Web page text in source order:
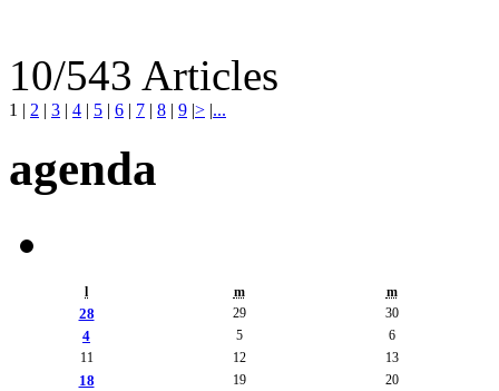
10/543 Articles
1 | 2 | 3 | 4 | 5 | 6 | 7 | 8 | 9 |> |...
agenda
l m
m
28
29
30
4
5
6
11
12
13
18
19
20